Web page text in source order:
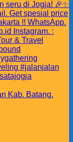
Kab. Batang.